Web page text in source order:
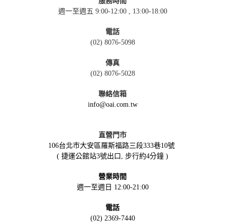
週一至週五 9:00-12:00 , 13:00-18:00
電話
(02) 8076-5098
傳真
(02) 8076-5028
聯絡信箱
info@oai.com.tw
直營門市
106台北市大安區羅斯福路三段333巷10號
( 捷運公館站3號出口, 步行約4分鐘 )
營業時間
週一至週日 12:00-21:00
電話
(02) 2369-7440